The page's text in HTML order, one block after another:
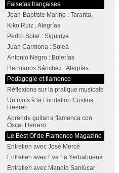
Falsetas françaises
Jean-Baptiste Marino : Taranta
Kiko Ruiz : Alegrías
Pedro Soler : Siguiriya
Juan Carmona : Soleá
Antonio Negro : Bulerías
Hermanos Sánchez : Alegrías
Pédagogie et flamenco
Réflexions sur la pratique musicale
Un mois à la Fondation Cristina
Heeren
Aprende guitarra flamenca con
Oscar Herrero
Le Best Of de Flamenco Magazine
Entretien avec José Mercé
Entretien avec Eva La Yerbabuena
Entretien avec Manolo Sanlúcar